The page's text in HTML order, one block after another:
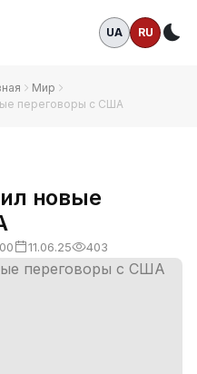
UA RU
Мир
переговоры с США
новые
11.06.25 403